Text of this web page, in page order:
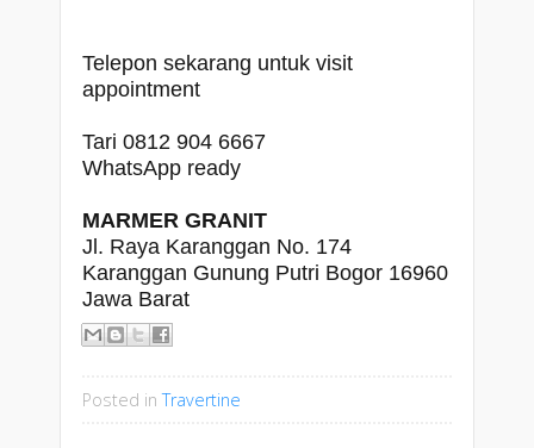
Telepon sekarang untuk visit
appointment
Tari 0812 904 6667
WhatsApp ready
MARMER GRANIT
Jl. Raya Karanggan No. 174
Karanggan Gunung Putri Bogor 16960
Jawa Barat
Posted inTravertine